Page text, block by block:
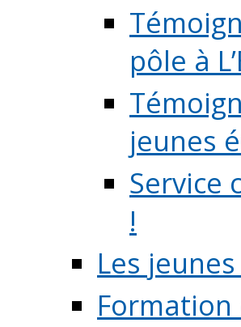
pôle à
jeunes
Service
!
Les